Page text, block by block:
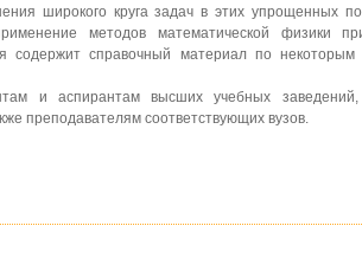
широкого круга задач в этих упрощенных
методов математической физики
содержит справочный материал по
и аспирантам высших учебных
преподавателям соответствующих вузов.